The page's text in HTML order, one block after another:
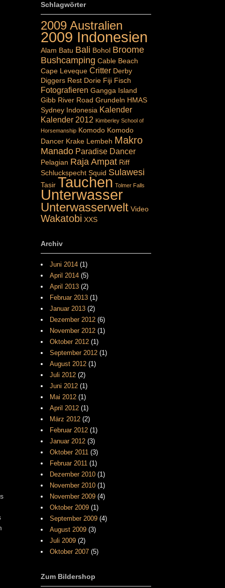
Schlagwörter
2009 Australien
2009 Indonesien
Alam Batu Bali Bohol Broome
Bushcamping Cable Beach
Cape Leveque Critter Derby
Diggers Rest Dorie Fiji Fisch
Fotografieren Gangga Island
Gibb River Road Grundeln HMAS
Sydney Indonesia Kalender
Kalender 2012 Kimberley School of
Horsemanship Komodo Komodo
Dancer Krake Lembeh Makro
Manado Paradise Dancer
Pelagian Raja Ampat Riff
Schluckspecht Squid Sulawesi
Tasir Tauchen Tolmer Falls
Unterwasser
Unterwasserwelt Video
Wakatobi XXS
Archiv
Juni 2014(1)
April 2014(5)
April 2013(2)
Februar 2013(1)
Januar 2013(2)
Dezember 2012(6)
November 2012(1)
Oktober 2012(1)
September 2012(1)
August 2012(1)
Juli 2012(2)
Juni 2012(1)
Mai 2012(1)
April 2012(1)
März 2012(2)
Februar 2012(1)
Januar 2012(3)
Oktober 2011(3)
Februar 2011(1)
Dezember 2010(1)
November 2010(1)
November 2009(4)
Oktober 2009(1)
September 2009(4)
August 2009(3)
Juli 2009(2)
Oktober 2007(5)
Zum Bildershop